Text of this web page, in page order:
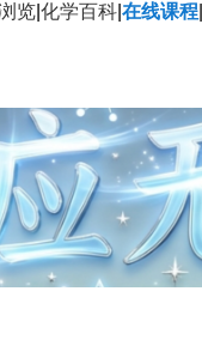
览 化学百科 在线课程